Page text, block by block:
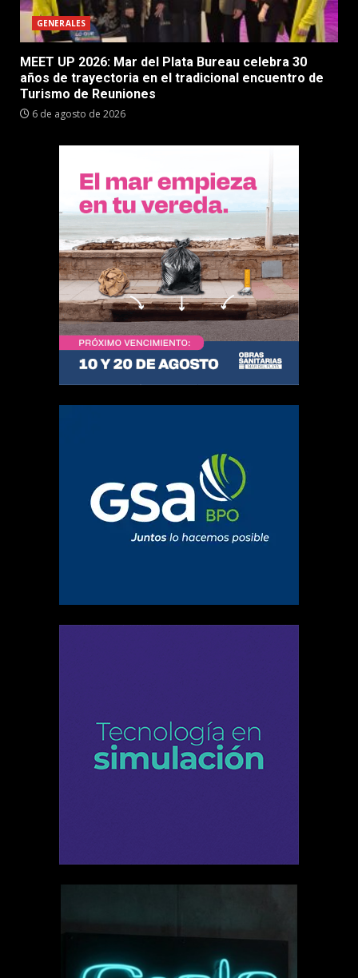
GENERALES
MEET UP 2026: Mar del Plata Bureau celebra 30
años de trayectoria en el tradicional encuentro de
Turismo de Reuniones
6 de agosto de 2026